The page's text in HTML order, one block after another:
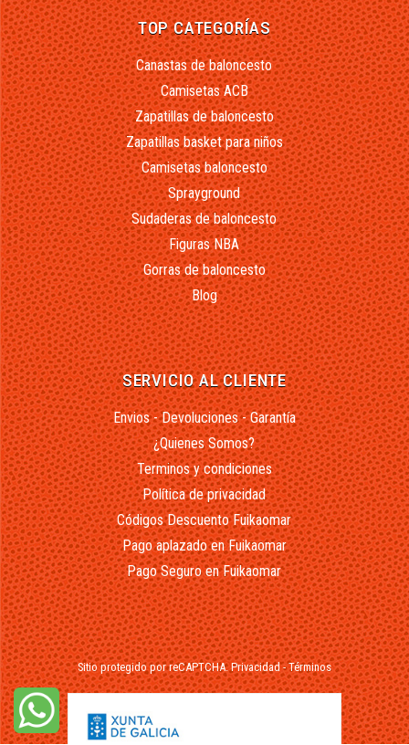
TOP CATEGORÍAS
Canastas de baloncesto
Camisetas ACB
Zapatillas de baloncesto
Zapatillas basket para niños
Camisetas baloncesto
Sprayground
Sudaderas de baloncesto
Figuras NBA
Gorras de baloncesto
Blog
SERVICIO AL CLIENTE
Envios - Devoluciones - Garantía
¿Quienes Somos?
Terminos y condiciones
Política de privacidad
Códigos Descuento Fuikaomar
Pago aplazado en Fuikaomar
Pago Seguro en Fuikaomar
Sitio protegido por reCAPTCHA.Privacidad-Términos